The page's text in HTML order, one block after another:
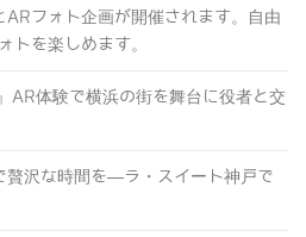
ARフォト企画が開催されます。自由
トを楽しめます。
AR体験で横浜の街を舞台に役者と交
贅沢な時間を―ラ・スイート神戸で